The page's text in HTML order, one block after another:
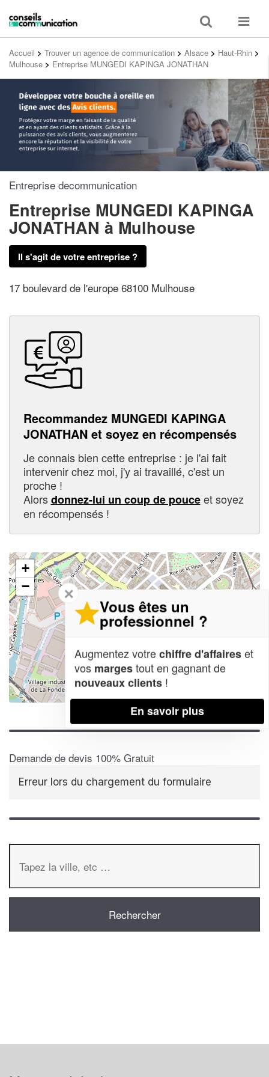
Toggle
search
Toggle
Accueil > Trouver un agence de communication > Alsace > Haut-Rhin >
Mulhouse > Entreprise MUNGEDI KAPINGA JONATHAN
Entreprise decommunication
Entreprise MUNGEDI KAPINGA
JONATHAN à Mulhouse
Il s'agit de votre entreprise ?
17 boulevard de l'europe 68100 Mulhouse
Recommandez MUNGEDI KAPINGA
JONATHAN et soyez en récompensés
Je connais bien cette entreprise : je l'ai fait
intervenir chez moi, j'y ai travaillé, c'est un
proche !
Alorsdonnez-lui un coup de pouceet soyez
en récompensés !
+
−
Leaflet| Map data ©OpenStreetMap contributors,CC-BY-SA
Demande de devis 100% Gratuit
Erreur lors du chargement du formulaire
✕
Vous êtes un
professionnel ?
Augmentez votrechiffre d'affaireset
vos margestout en gagnant de
nouveaux clients !
En savoir plus